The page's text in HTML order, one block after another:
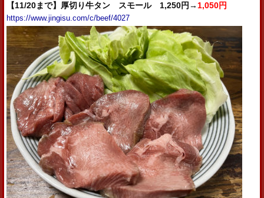
【11/20まで】厚切り牛タン スモール 1,250円→ 1,050円
https://www.jingisu.com/c/beef/4027